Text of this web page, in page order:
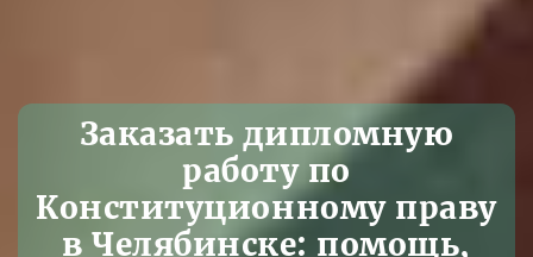
Заказать дипломную
работу по
Конституционному праву
в Челябинске: помощь,